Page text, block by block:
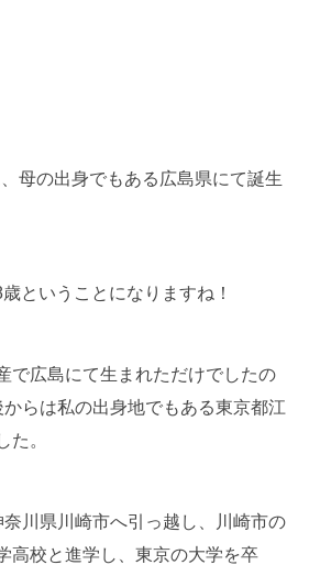
母の出身でもある広島県にて誕生
ということになりますね！
で広島にて生まれただけでしたの
らは私の出身地でもある東京都江
た。
川県川崎市へ引っ越し、川崎市の
高校と進学し、東京の大学を卒